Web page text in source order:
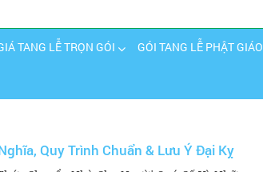
TANG LỄ TRỌN GÓI GÓI TANG LỄ PHẬT GIÁO
Quy Trình Chuẩn & Lưu Ý Đại Kỵ